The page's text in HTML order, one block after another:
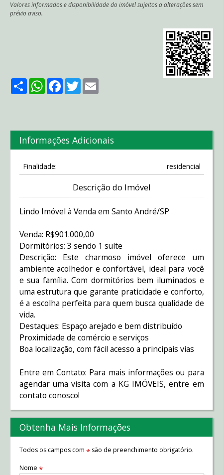
Valores informados e disponibilidade do imóvel sujeitos a alterações sem
prévio aviso.
ShareWhatsApp
Facebook
Twitter
Informações Adicionais
Finalidade: residencial
Descrição do Imóvel
Lindo Imóvel à Venda em Santo André/SP
Venda: R$901.000,00
Dormitórios: 3 sendo 1 suíte
Descrição: Este charmoso imóvel oferece um
ambiente acolhedor e confortável, ideal para você
e sua família. Com dormitórios bem iluminados e
uma estrutura que garante praticidade e conforto,
é a escolha perfeita para quem busca qualidade de
vida.
Destaques: Espaço arejado e bem distribuído
Proximidade de comércio e serviços
Boa localização, com fácil acesso a principais vias
Entre em Contato: Para mais informações ou para
agendar uma visita com a KG IMÓVEIS, entre em
contato conosco!
Obtenha Mais Informações
Todos os campos com *são de preenchimento obrigatório.
Nome *